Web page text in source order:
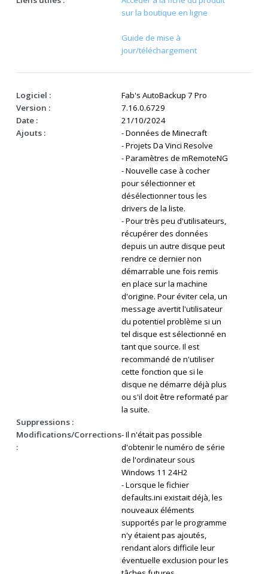
sur la boutique en ligne
Guide de mise à
jour/téléchargement
Logiciel :
Fab's AutoBackup 7 Pro
Version :
7.16.0.6729
Date :
21/10/2024
Ajouts :
- Données de Minecraft
- Projets Da Vinci Resolve
- Paramètres de mRemoteNG
- Nouvelle case à cocher
pour sélectionner et
désélectionner tous les
drivers de la liste.
- Pour très peu d'utilisateurs,
récupérer des données
depuis un autre disque peut
rendre ce dernier non
démarrable une fois remis
en place sur la machine
d'origine. Pour éviter cela, un
message avertit l'utilisateur
du potentiel problème si un
tel disque est sélectionné en
tant que source. Il est
recommandé de n'utiliser
cette fonction que si le
disque ne démarre déjà plus
ou s'il doit être reformaté par
la suite.
Suppressions :
Modifications/Corrections
:
- Il n'était pas possible
d'obtenir le numéro de série
de l'ordinateur sous
Windows 11 24H2
- Lorsque le fichier
defaults.ini existait déjà, les
nouveaux éléments
supportés par le programme
n'y étaient pas ajoutés,
rendant alors difficile leur
éventuelle exclusion pour les